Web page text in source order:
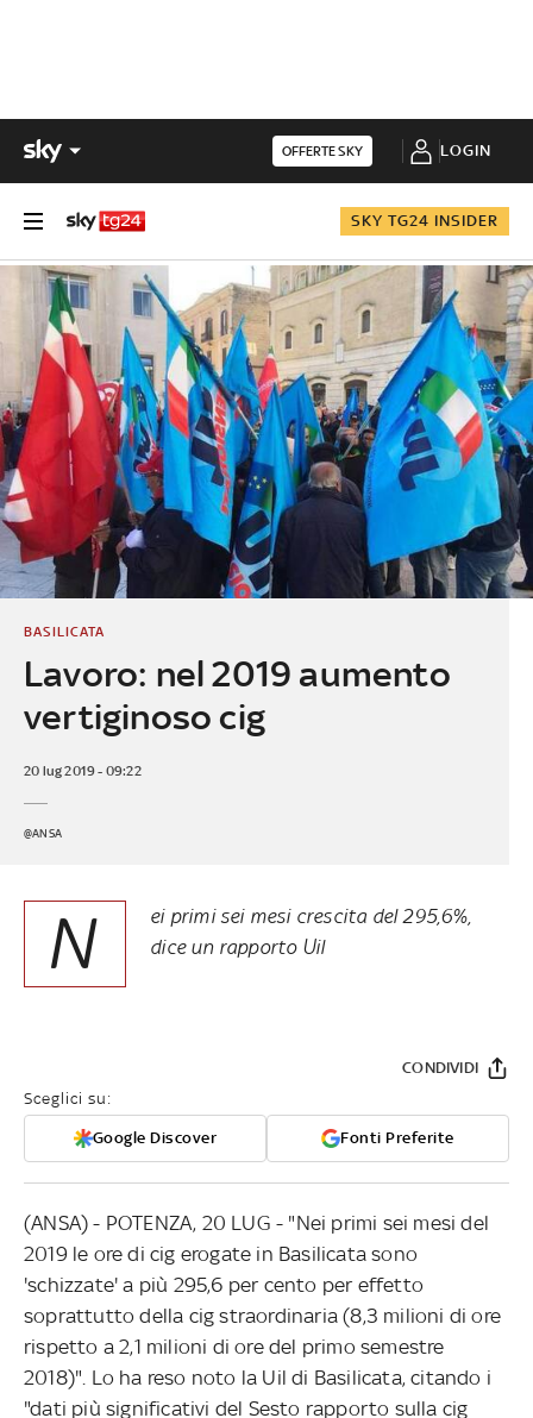
OFFERTE SKY LOGIN
SKY TG24 INSIDER
Lavoro: nel 2019 aumento
vertiginoso cig
BASILICATA
20 lug 2019 - 09:22
@ANSA
N
ei primi sei mesi crescita del 295,6%,
dice un rapporto Uil
Sceglici su:
Google Discover Fonti Preferite
CONDIVIDI
(ANSA) - POTENZA, 20 LUG - "Nei primi sei mesi del
2019 le ore di cig erogate in Basilicata sono
'schizzate' a più 295,6 per cento per effetto
soprattutto della cig straordinaria (8,3 milioni di ore
rispetto a 2,1 milioni di ore del primo semestre
2018)". Lo ha reso noto la Uil di Basilicata, citando i
"dati più significativi del Sesto rapporto sulla cig